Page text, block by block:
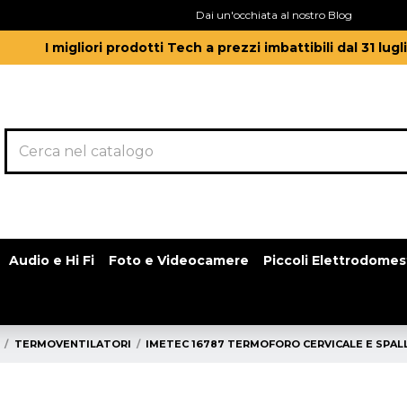
Dai un'occhiata al nostro Blog
I migliori prodotti Tech a prezzi imbattibili dal 31
Audio e Hi Fi Foto e Videocamere Piccoli
TERMOVENTILATORI IMETEC 16787 TERMOFORO CERVICALE E